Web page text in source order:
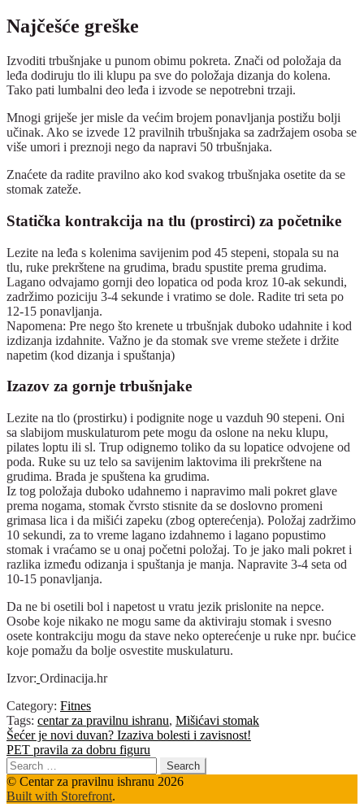
Najčešće greške
Izvoditi trbušnjake u punom obimu pokreta. Znači od položaja da
leđa dodiruju tlo ili klupu pa sve do položaja dizanja do kolena.
Tako pati lumbalni deo leđa i izvode se nepotrebni trzaji.
Mnogi griješe jer misle da većim brojem ponavljanja postižu bolji
učinak. Ako se izvede 12 pravilnih trbušnjaka sa zadržajem osoba se
više umori i preznoji nego da napravi 50 trbušnjaka.
Znaćete da radite pravilno ako kod svakog trbušnjaka osetite da se
stomak zateže.
Statička kontrakcija na tlu (prostirci) za početnike
Lezite na leđa s kolenima savijenim pod 45 stepeni, stopala su na
tlu, ruke prekrštene na grudima, bradu spustite prema grudima.
Lagano odvajamo gornji deo lopatica od poda kroz 10-ak sekundi,
zadržimo poziciju 3-4 sekunde i vratimo se dole. Radite tri seta po
12-15 ponavljanja.
Napomena: Pre nego što krenete u trbušnjak duboko udahnite i kod
izdizanja izdahnite. Važno je da stomak sve vreme stežete i držite
napetim (kod dizanja i spuštanja)
Izazov za gornje trbušnjake
Lezite na tlo (prostirku) i podignite noge u vazduh 90 stepeni. Oni
sa slabijom muskulaturom pete mogu da oslone na neku klupu,
pilates loptu ili sl. Trup odignemo toliko da su lopatice odvojene od
poda. Ruke su uz telo sa savijenim laktovima ili prekrštene na
grudima. Brada je spuštena ka grudima.
Iz tog položaja duboko udahnemo i napravimo mali pokret glave
prema nogama, stomak čvrsto stisnite da se doslovno promeni
grimasa lica i da mišići zapeku (zbog opterećenja). Položaj zadržimo
10 sekundi, za to vreme lagano izdahnemo i lagano popustimo
stomak i vraćamo se u onaj početni položaj. To je jako mali pokret i
razlika između odizanja i spuštanja je manja. Napravite 3-4 seta od
10-15 ponavljanja.
Da ne bi osetili bol i napetost u vratu jezik prislonite na nepce.
Osobe koje nikako ne mogu same da aktiviraju stomak i svesno
osete kontrakciju mogu da stave neko opterećenje u ruke npr. bućice
koje pomažu da bolje osvestite muskulaturu.
Izvor: Ordinacija.hr
Category: Fitnes
Tags: centar za pravilnu ishranu, Mišićavi stomak
Post
navigation
Previous
post:
Šećer je novi duvan? Izaziva bolesti i zavisnost!
Next
post:
PET pravila za dobru figuru
Search
for:
© Centar za pravilnu ishranu 2026
Built with Storefront.